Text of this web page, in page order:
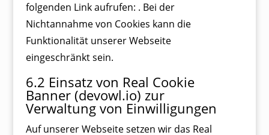
folgenden Link aufrufen: . Bei der
Nichtannahme von Cookies kann die
Funktionalität unserer Webseite
eingeschränkt sein.
6.2 Einsatz von Real Cookie
Banner (devowl.io) zur
Verwaltung von Einwilligungen
Auf unserer Webseite setzen wir das Real